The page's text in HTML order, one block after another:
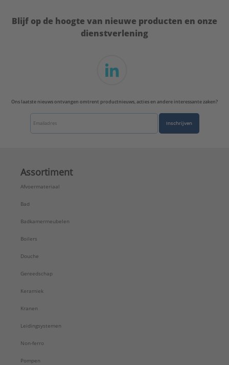
Blijf op de hoogte van nieuwe producten en onze
dienstverlening
Ons laatste nieuws ontvangen omtrent productnieuws, acties en andere interessante zaken?
Inschrijven
Assortiment
Afvoermateriaal
Bad
Badkamermeubelen
Boilers
Douche
Gereedschap
Keramiek
Kranen
Leidingsystemen
Non-ferro
Pompen